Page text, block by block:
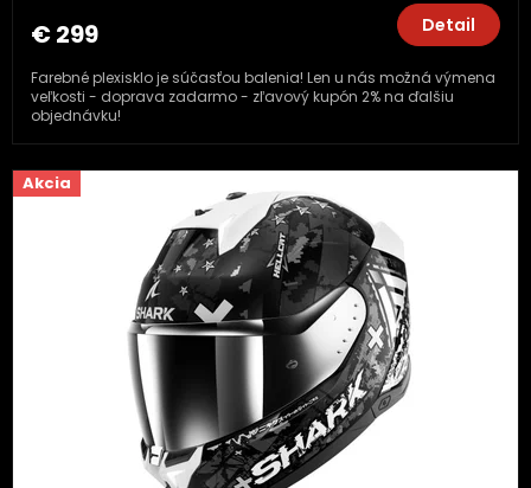
€ 299 Detail
Farebné plexisklo je súčasťou balenia! Len u nás možná výmena
veľkosti - doprava zadarmo - zľavový kupón 2% na ďalšiu
objednávku!
Akcia